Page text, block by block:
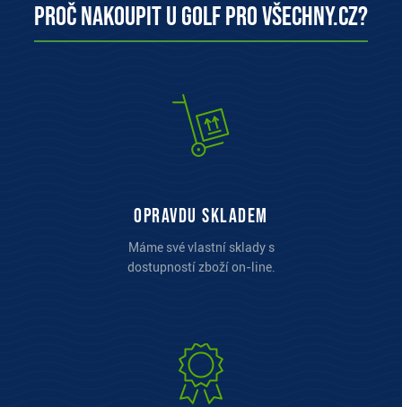
Proč nakoupit u Golf pro všechny.cz?
opravdu skladem
Máme své vlastní sklady s
dostupností zboží on-line.